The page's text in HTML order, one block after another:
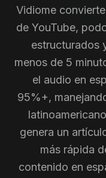
Vidiome
de YouTube,
estructurados
menos de 5
el audio en
95%+,
genera un
más rápida
contenido en